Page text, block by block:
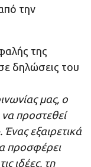
την
της
δηλώσεις του
μας, ο
προστεθεί
εξαιρετικά
προσφέρει
ιδέες, τη